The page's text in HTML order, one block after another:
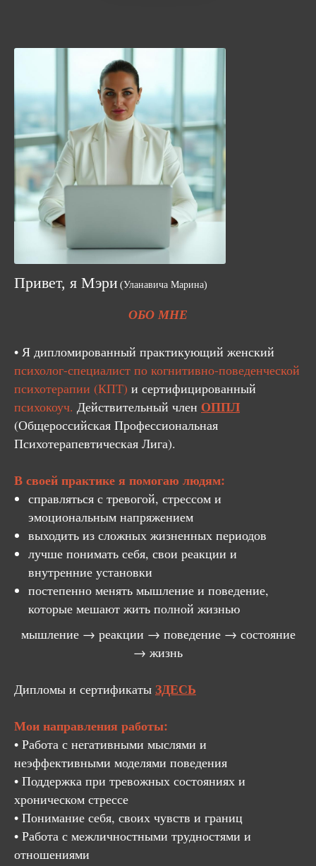
Привет, я Мэри (Уланавича Марина)
ОБО МНЕ
• Я дипломированный практикующий женский
психолог-специалист по когнитивно-поведенческой
психотерапии (КПТ) и сертифицированный
психокоуч. Действительный член ОППЛ
(Общероссийская Профессиональная
Психотерапевтическая Лига).
В своей практике я помогаю людям:
справляться с тревогой, стрессом и
эмоциональным напряжением
выходить из сложных жизненных периодов
лучше понимать себя, свои реакции и
внутренние установки
постепенно менять мышление и поведение,
которые мешают жить полной жизнью
мышление → реакции → поведение → состояние
→ жизнь
Дипломы и сертификаты ЗДЕСЬ
Мои направления работы:
• Работа с негативными мыслями и
неэффективными моделями поведения
• Поддержка при тревожных состояниях и
хроническом стрессе
• Понимание себя, своих чувств и границ
• Работа с межличностными трудностями и
отношениями